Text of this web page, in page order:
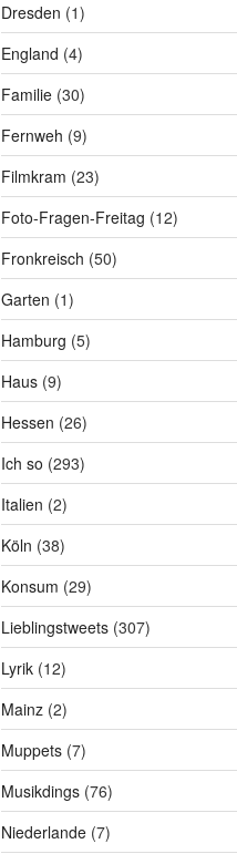
Dresden (1)
England (4)
Familie(30)
Fernweh (9)
Filmkram (23)
Foto-Fragen-Freitag (12)
Fronkreisch (50)
Garten (1)
Hamburg (5)
Haus(9)
Hessen (26)
Ich so (293)
Italien (2)
Köln (38)
Konsum (29)
Lieblingstweets(307)
Lyrik(12)
Mainz(2)
Muppets(7)
Musikdings(76)
Niederlande(7)